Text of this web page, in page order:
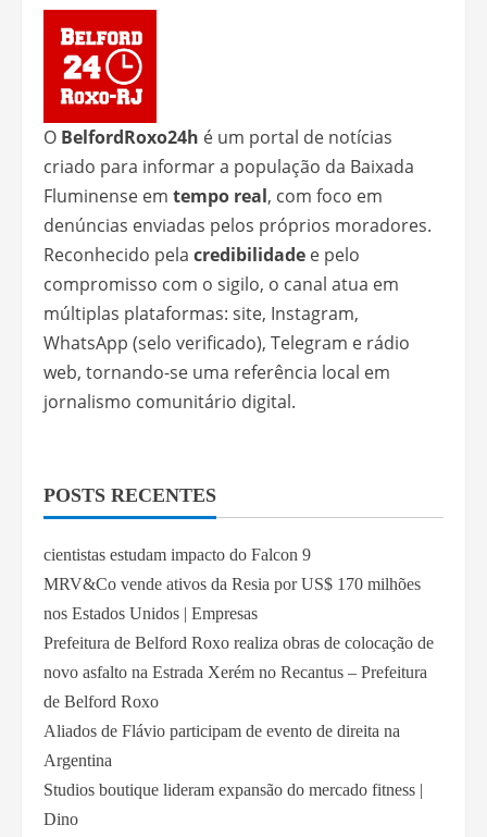
O BelfordRoxo24h é um portal de notícias
criado para informar a população da Baixada
Fluminense em tempo real, com foco em
denúncias enviadas pelos próprios moradores.
Reconhecido pela credibilidade e pelo
compromisso com o sigilo, o canal atua em
múltiplas plataformas: site, Instagram,
WhatsApp (selo verificado), Telegram e rádio
web, tornando-se uma referência local em
jornalismo comunitário digital.
POSTS RECENTES
cientistas estudam impacto do Falcon 9
MRV&Co vende ativos da Resia por US$ 170 milhões
nos Estados Unidos | Empresas
Prefeitura de Belford Roxo realiza obras de colocação de
novo asfalto na Estrada Xerém no Recantus – Prefeitura
de Belford Roxo
Aliados de Flávio participam de evento de direita na
Argentina
Studios boutique lideram expansão do mercado fitness |
Dino